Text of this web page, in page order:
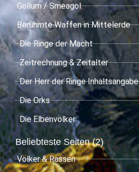
Gollum / Smeagol
Berühmte Waffen in Mittelerde
Die Ringe der Macht
Zeitrechnung & Zeitalter
Der Herr der Ringe Inhaltsangabe
Die Orks
Die Elbenvölker
Beliebteste Seiten (2)
Völker & Rassen